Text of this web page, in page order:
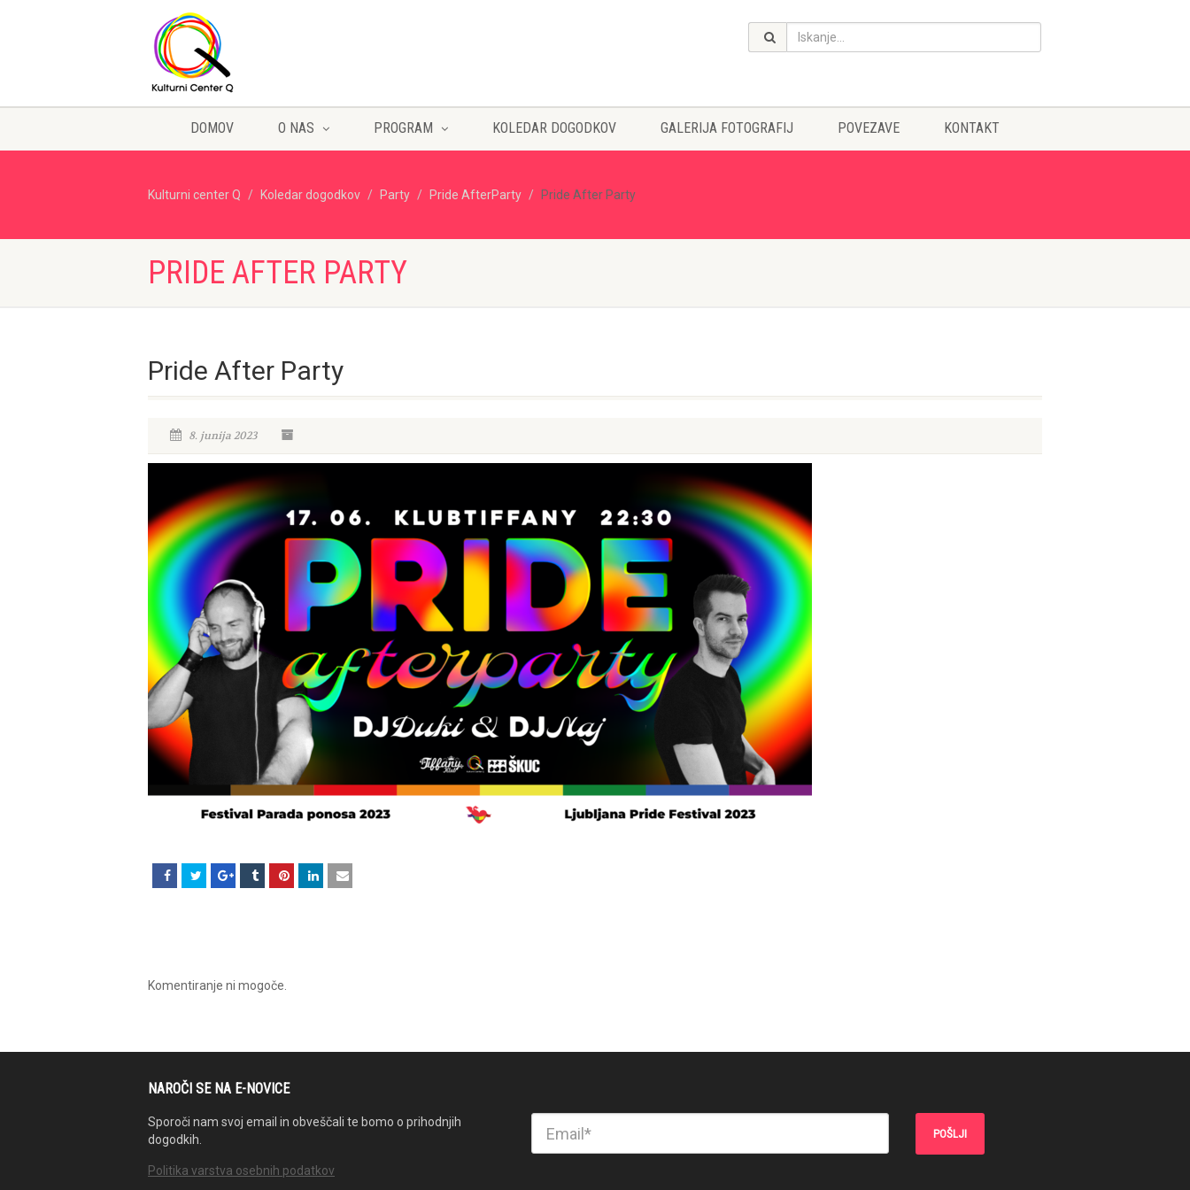
DOMOV O NAS PROGRAM KOLEDAR DOGODKOV GALERIJA FOTOGRAFIJ POVEZAVE KONTAKT
Kulturni center Q Koledar dogodkov Party Pride AfterParty Pride After Party
PRIDE AFTER PARTY
Pride After Party
8. junija 2023
Komentiranje ni mogoče.
NAROČI SE NA E-NOVICE
Sporoči nam svoj email in obveščali te bomo o prihodnjih
dogodkih.
Politika varstva osebnih podatkov